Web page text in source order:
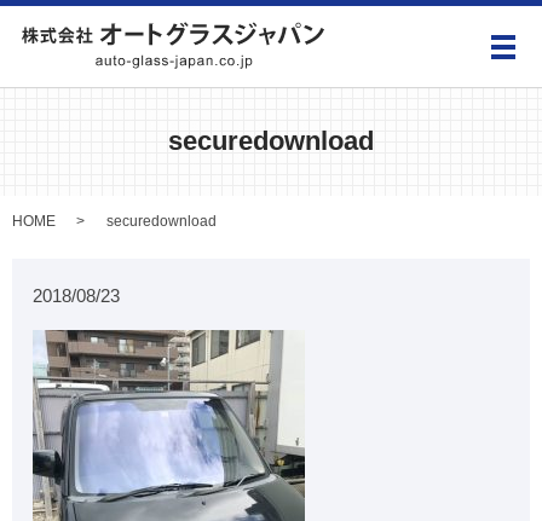
メ
securedownload
HOME securedownload
2018/08/23